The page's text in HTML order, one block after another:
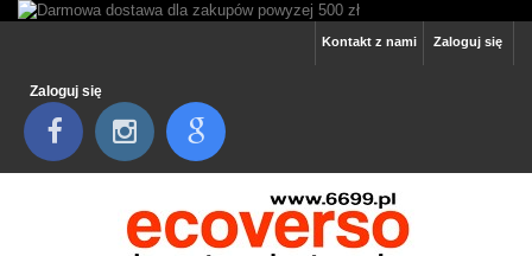
Zaloguj się
Kontakt z nami
Zaloguj się